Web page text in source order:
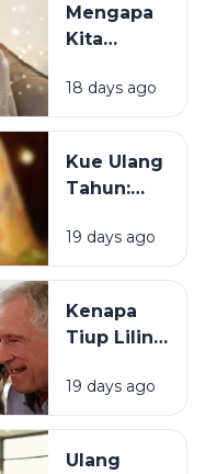
Merasa
Sedih Saat
Tahun?
Mengapa
Kita
Mendapat
Ucapan
Tahun?
18 days ago
Kue Ulang
Tahun:
Tradisi Ini
Berawal?
19 days ago
Kenapa
Tiup Lilin
Tradisi
Saat Ulang
19 days ago
Ulang